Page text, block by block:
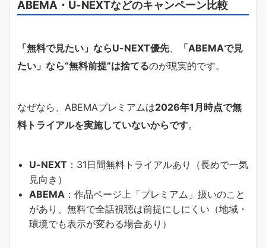
ABEMA・U-NEXTなどのキャンペーン比較
「無料で見たい」ならU-NEXT優先、
「ABEMAで見
たい」なら“無料前提”は捨てるのが現実的です。
なぜなら、ABEMAプレミアムは2026年1月時点で無
料トライアルを実施していないからです。
U-NEXT ：31日間無料トライアルあり（長めで一気
見向き）
ABEMA ：作品ページ上「プレミアム」扱いのこと
があり、無料で全話視聴は前提にしにくい（地域・
環境でも表示が変わる場合あり）